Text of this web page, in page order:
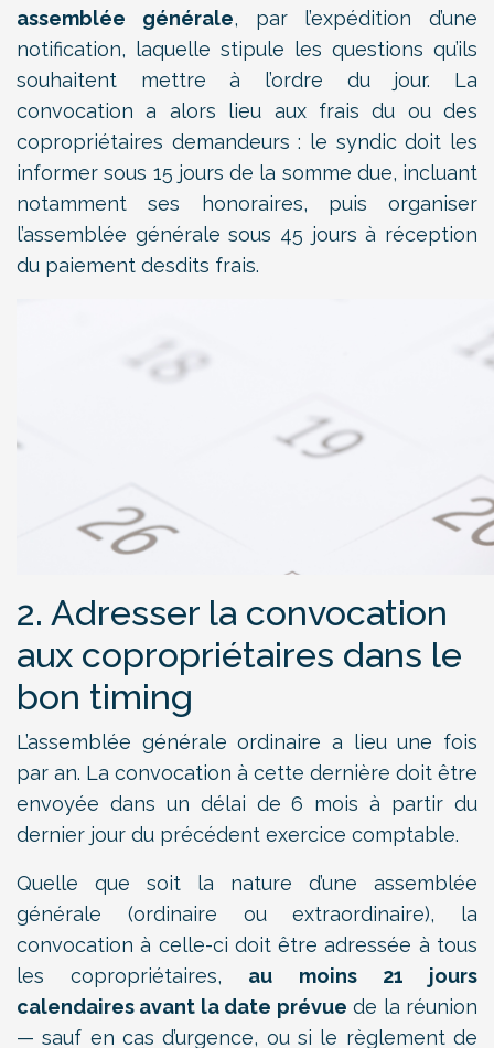
assemblée générale, par l’expédition d’une
notification, laquelle stipule les questions qu’ils
souhaitent mettre à l’ordre du jour. La
convocation a alors lieu aux frais du ou des
copropriétaires demandeurs : le syndic doit les
informer sous 15 jours de la somme due, incluant
notamment ses honoraires, puis organiser
l’assemblée générale sous 45 jours à réception
du paiement desdits frais.
2. Adresser la convocation
aux copropriétaires dans le
bon timing
L’assemblée générale ordinaire a lieu une fois
par an. La convocation à cette dernière doit être
envoyée dans un délai de 6 mois à partir du
dernier jour du précédent exercice comptable.
Quelle que soit la nature d’une assemblée
générale (ordinaire ou extraordinaire), la
convocation à celle-ci doit être adressée à tous
les copropriétaires, au moins 21 jours
calendaires avant la date prévue de la réunion
— sauf en cas d’urgence, ou si le règlement de